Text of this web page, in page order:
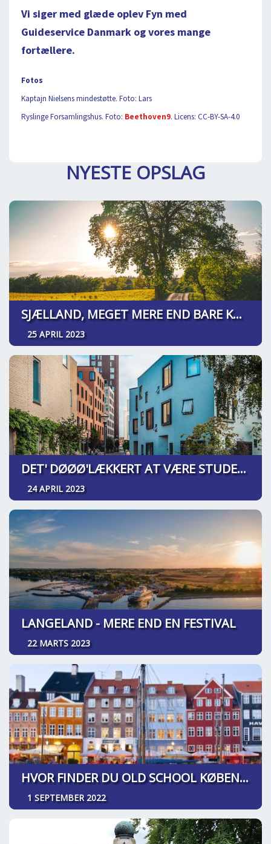
Vi siger med glæde oplev Fyn med
Guideservice Danmark og vores mange
fortællere.
Fotos
Kaptajn Nielsens mindestøtte. Foto: Lars
Ryslinge Forsamlingshus. Foto: Beethoven9. Licens: CC-BY-SA-4.0
NYESTE OPSLAG
SJÆLLAND, MEGET MERE END BARE KØBENHAVN
25 APRIL 2023
DET' DØØØ'LÆKKERT AT VÆRE STUDERENDE I ODENSE
24 APRIL 2023
LANGELAND - MERE END EN FESTIVAL
22 MARTS 2023
HVOR FINDER DU OLD SCHOOL KØBENHAVN
1 SEPTEMBER 2022